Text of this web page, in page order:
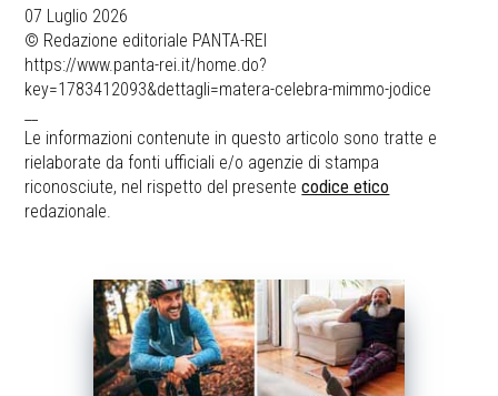
07 Luglio 2026
© Redazione editoriale PANTA-REI
https://www.panta-rei.it/home.do?
key=1783412093&dettagli=matera-celebra-mimmo-jodice
Le informazioni contenute in questo articolo sono tratte e
rielaborate da fonti ufficiali e/o agenzie di stampa
riconosciute, nel rispetto del presentecodice etico
redazionale.